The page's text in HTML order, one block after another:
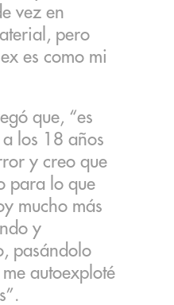
vez en
pero
es como mi
que, “es
los 18 años
y creo que
para lo que
mucho más
y
pasándolo
autoexploté